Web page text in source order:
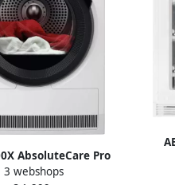
AbsoluteCare Pro
Droger 9 kg
3 webshops